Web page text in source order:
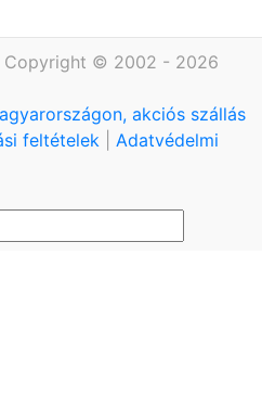
Copyright © 2002 - 2026
akciós szállás
feltételek
Adatvédelmi